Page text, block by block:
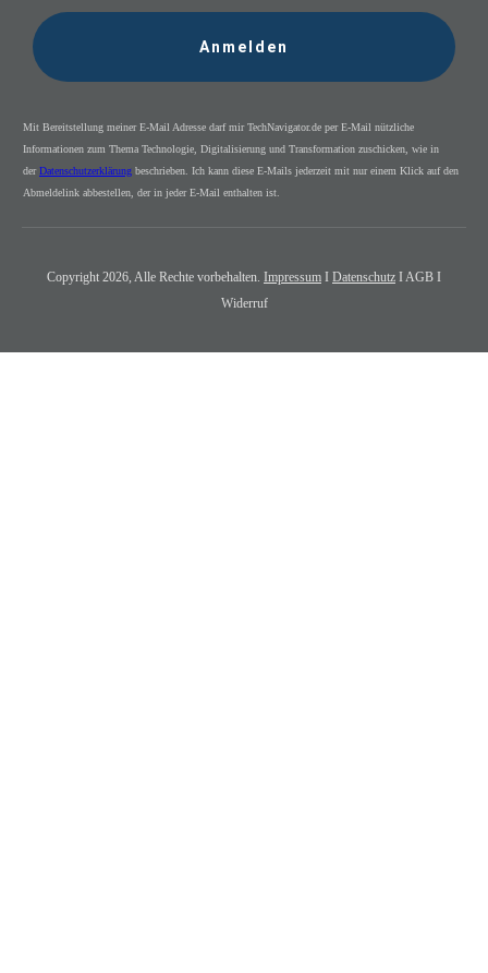
Anmelden
Mit Bereitstellung meiner E-Mail Adresse darf mir TechNavigator.de per E-Mail nützliche
Informationen zum Thema Technologie, Digitalisierung und Transformation zuschicken, wie in
derDatenschutzerklärung beschrieben. Ich kann diese E-Mails jederzeit mit nur einem Klick auf den
Abmeldelink abbestellen, der in jeder E-Mail enthalten ist.
Copyright 2026, Alle Rechte vorbehalten. Impressum I Datenschutz I AGB I
Widerruf